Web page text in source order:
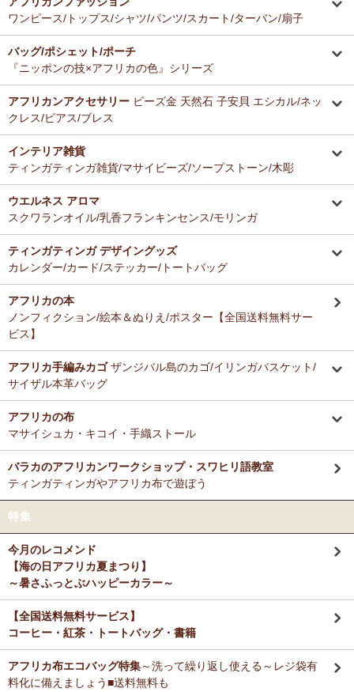
ーナー新入荷！
12/16：ガウチョパンツ～キテンゲ◇ハイクオリティ◇で仕立てた
新作登場！～楽ちんクロップド丈～
12/16：キテンゲ 本革ショルダーミニバッグ 3WAY 斜掛けOK～
キテンゲ◇ハイクオリティ◇で仕立てた新作登場！『ニッポンの
技×アフリカの色』
12/4：ティンガティンガ・アート～Mサイズの作品 新入荷！作家
名ごとに2つのカテゴリーでご紹介します
→ 作家名 A―L
→ 作家名 M―Z
12/4：ティンガティンガ・アート～チャリンダの作品コーナー
入荷！
私たちバラカは、チャリンダが遺してくださった作品を、これか
らも大切に紹介してまいります。
ナー新入荷！
12/3：巻くポーチ 〈2サイズ展開〉～ガラスとんぼ玉付き 新入
荷！
12/3：ティンガティンガ・アート～Sサイズの作品 新入荷！作家
名ごとに2つのカテゴリーでご紹介します
→ 作家名 A―L
→ 作家名 M―Z
11/25：ティンガティンガ・アート～Lサイズの作品 新入荷！作家
→ 作家名 A―L
→ 作家名 M―Z
11/25：ティンガティンガ・アート～Sサイズの作品 新入荷！作家
11/21：【新登場】サロペットパンツ～ゆったり2way～
大人上品シルエット
11/20：キテンゲ本革 ころりんトートバッグ～キテンゲ◇ハイク
オリティ◇で仕立てた新作登場！『ニッポンの技×アフリカの色』
ケあり 賞味期限間近セール！
11/18：ティンガティンガ・アート【会員様シークレットセール】
とても美味しくて毎日使っています。どのお料理なんにでも合いま
す。
Ａ さまより ティンガティンガ・アートへのご感想
ドゥケさんの画は数年前から気になっていて、今回思いきって購入す
ることにしました。とても楽しみにしております。
バラカの紅茶は香りがよくて大好きです。これからも愛飲させていた
だきます。
Ｓ さまより キテンゲ平ポーチへのご感想
以前プレゼントでいただいた平ポーチ、母子手帳がちょうど入り、毎
日使っています。
今回同じ「中サイズ」を買いましたが、造りがわずかに異なるよう
で、1センチくらい心持ち小くて母子手帳がぎりぎり入りませんでし
でもこちらもカワイイので化粧入れなどに使います。
ミルクティーに合わせる毎朝の紅茶として、味とコストのバランスが
非常に良く、長く家族で愛飲しています。
M さまより キテンゲde洗える立体布マスク～やさしいゴ
ム リバーシブルOKへのご感想
お揃いの柄のフレアスリーブワンピースとペアで使ってます！大のお
気に入り♪
Ｙ さまより キテンゲティアードパンツへのご感想
M さまより キテンゲ ランチクロスへのご感想
たいへん吸水性良いです。大判でハンカチとして便利に使えます。
T さまより キテンゲ フレアスリーブ ロングワンピースへ
のご感想
デザイン、着心地、完璧です！ずっと作って欲しいです。よろしくお
願いします！
ワンピース/トップス/シャツ/パンツ/スカート/ターバン/扇子
バッグ/ポシェット/ポーチ
『ニッポンの技×アフリカの色』シリーズ
アフリカンアクセサリー ビーズ金 天然石 子安貝 エシカル/ネッ
クレス/ピアス/ブレス
インテリア雑貨
ティンガティンガ雑貨/マサイビーズ/ソープストーン/木彫
ウエルネス アロマ
スクワランオイル/乳香フランキンセンス/モリンガ
ティンガティンガ デザイングッズ
カレンダー/カード/ステッカー/トートバッグ
アフリカの本
ノンフィクション/絵本＆ぬりえ/ポスター【全国送料無料サー
ビス】
アフリカ手編みカゴザンジバル島のカゴ/イリンガバスケット/
サイザル本革バッグ
アフリカの布
マサイシュカ・キコイ・手織ストール
バラカのアフリカンワークショップ・スワヒリ語教室
ティンガティンガやアフリカ布で遊ぼう
特集
今月のレコメンド
【海の日アフリカ夏まつり】
～暑さふっとぶハッピーカラー～
【全国送料無料サービス】
コーヒー・紅茶・トートバッグ・書籍
アフリカ布エコバッグ特集～洗って繰り返し使える～レジ袋有
料化に備えましょう■送料無料も